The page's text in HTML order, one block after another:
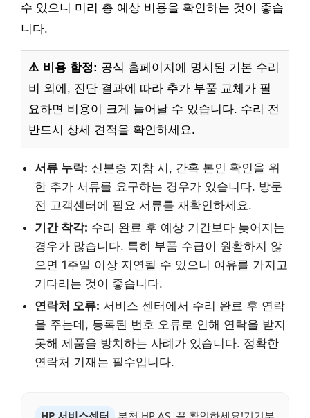
수 있으니 미리 총 예상 비용을 확인하는 것이 좋습
니다.
⚠️ 비용 함정: 공식 홈페이지에 명시된 기본 수리
비 외에, 진단 결과에 따라 추가 부품 교체가 필
요하면 비용이 크게 늘어날 수 있습니다. 수리 전
반드시 상세 견적을 확인하세요.
서류 누락: 신분증 지참 시, 간혹 본인 확인을 위
한 추가 서류를 요구하는 경우가 있습니다. 방문
전 고객센터에 필요 서류를 재확인하세요.
기간 착각: 수리 완료 후 예상 기간보다 늦어지는
경우가 많습니다. 특히 부품 수급이 원활하지 않
으면 1주일 이상 지연될 수 있으니 여유를 가지고
기다리는 것이 좋습니다.
연락처 오류: 서비스 센터에서 수리 완료 후 연락
을 주는데, 등록된 번호 오류로 인해 연락을 받지
못해 제품을 방치하는 사례가 있습니다. 정확한
연락처 기재는 필수입니다.